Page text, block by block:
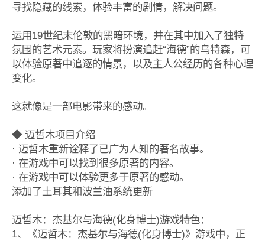
寻找隐藏的线索，体验丰富的剧情，解决问题。
运用19世纪末伦敦的黑暗环境，并在其中加入了独特
氛围的艺术元素。玩家将扮演追赶“海德”的乌特森，可
以体验原著中追逐的情景，以及主人公经历的各种心理
变化。
这就像是一部电影带来的感动。
◆ 迈哲木项目介绍
· 迈哲木重新诠释了已广为人知的著名故事。
· 在游戏中可以找到很多原著的内容。
· 在游戏中可以体验更多于原著的感动。
添加了土耳其和波兰油系统更新
迈哲木：杰基尔与海德(化身博士)游戏特色：
1、《迈哲木：杰基尔与海德(化身博士)》游戏中，正